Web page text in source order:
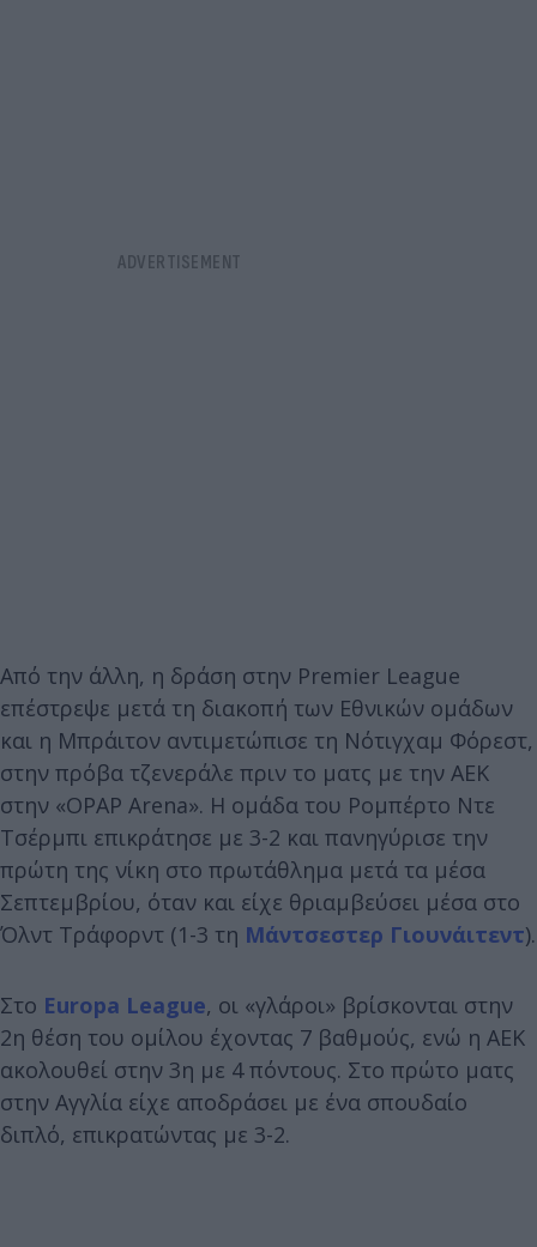
Από την άλλη, η δράση στην Premier League
επέστρεψε μετά τη διακοπή των Εθνικών ομάδων
και η Μπράιτον αντιμετώπισε τη Νότιγχαμ Φόρεστ,
στην πρόβα τζενεράλε πριν το ματς με την ΑΕΚ
στην «OPAP Arena». Η ομάδα του Ρομπέρτο Ντε
Τσέρμπι επικράτησε με 3-2 και πανηγύρισε την
πρώτη της νίκη στο πρωτάθλημα μετά τα μέσα
Σεπτεμβρίου, όταν και είχε θριαμβεύσει μέσα στο
Όλντ Τράφορντ (1-3 τη Μάντσεστερ Γιουνάιτεντ).
Στο Europa League, οι «γλάροι» βρίσκονται στην
2η θέση του ομίλου έχοντας 7 βαθμούς, ενώ η ΑΕΚ
ακολουθεί στην 3η με 4 πόντους. Στο πρώτο ματς
στην Αγγλία είχε αποδράσει με ένα σπουδαίο
διπλό, επικρατώντας με 3-2.